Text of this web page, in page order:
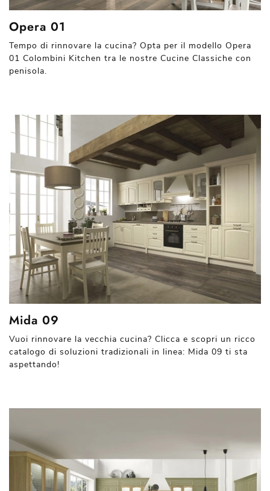
Opera 01
Tempo di rinnovare la cucina? Opta per il modello Opera
01 Colombini Kitchen tra le nostre Cucine Classiche con
penisola.
Mida 09
Vuoi rinnovare la vecchia cucina? Clicca e scopri un ricco
catalogo di soluzioni tradizionali in linea: Mida 09 ti sta
aspettando!